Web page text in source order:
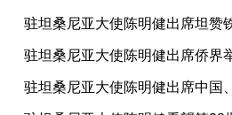
驻坦桑尼亚大使陈明健出席坦赞
驻坦桑尼亚大使陈明健出席侨界
驻坦桑尼亚大使陈明健出席中国